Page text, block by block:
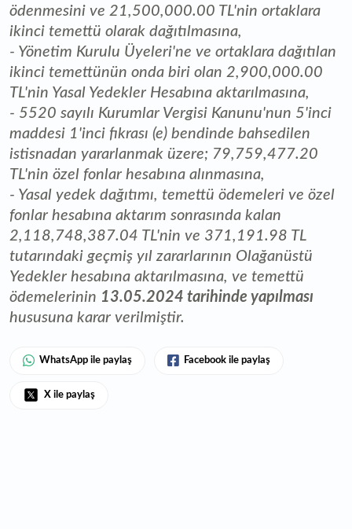
ödenmesini ve 21,500,000.00 TL'nin ortaklara
ikinci temettü olarak dağıtılmasına,
- Yönetim Kurulu Üyeleri'ne ve ortaklara dağıtılan
ikinci temettünün onda biri olan 2,900,000.00
TL'nin Yasal Yedekler Hesabına aktarılmasına,
- 5520 sayılı Kurumlar Vergisi Kanunu'nun 5'inci
maddesi 1'inci fıkrası (e) bendinde bahsedilen
istisnadan yararlanmak üzere; 79,759,477.20
TL'nin özel fonlar hesabına alınmasına,
- Yasal yedek dağıtımı, temettü ödemeleri ve özel
fonlar hesabına aktarım sonrasında kalan
2,118,748,387.04 TL'nin ve 371,191.98 TL
tutarındaki geçmiş yıl zararlarının Olağanüstü
Yedekler hesabına aktarılmasına, ve temettü
ödemelerinin 13.05.2024 tarihinde yapılması
hususuna karar verilmiştir.
WhatsApp ile paylaş Facebook ile paylaş
X ile paylaş